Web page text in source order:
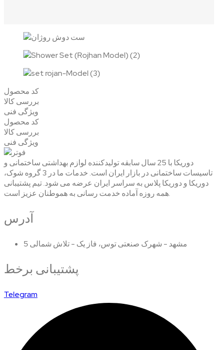
کد محصول
بررسی کالا
ویژگی فنی
کد محصول
بررسی کالا
ویژگی فنی
دوریکا با 25 سال سابقه تولیدکننده لوازم بهداشتی ساختمانی و
تاسیسات ساختمانی در بازار ایران است. خدمات ما در 3 گروه شوک،
دوریکا و دوریکا پلاس به سراسر ایران عرضه می شود. تیم پشتیبانی
همه روزه آماده خدمت رسانی به هموطنان عزیز است.
آدرس
مشهد - شهرک صنعتی توس، فاز یک - تلاش شمالی 5
پشتیبانی برخط
Telegram